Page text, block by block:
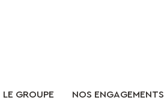
LE GROUPE NOS ENGAGEMENTS